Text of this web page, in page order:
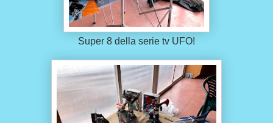
Super 8 della serie tv UFO!